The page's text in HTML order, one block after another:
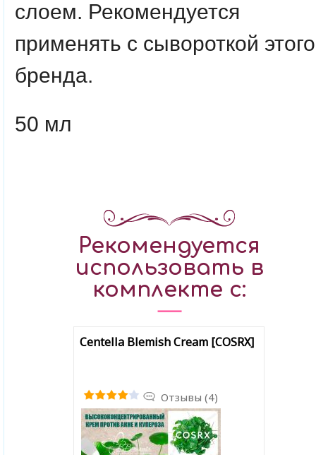
слоем. Рекомендуется
применять с сывороткой этого
бренда.
50 мл
Рекомендуется
использовать в
комплекте с:
Centella Blemish Cream [COSRX]
Отзывы (4)